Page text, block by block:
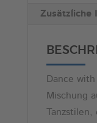
Zusätzliche
Dance
Mischung
Tanzstilen,